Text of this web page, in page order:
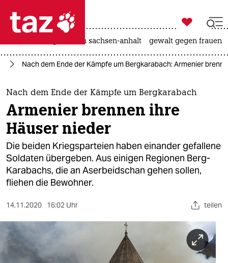
 taz zahl ich
taz zahl ich
themen
politik
öko
gesellschaft
kultur
sport
berlin
nord

taz zahl ich
landtagswahl in sachsen-anhalt gewalt gegen frauen
Nach dem Ende der Kämpfe um Bergkarabach: Armenier
Nach dem Ende der Kämpfe um Bergkarabach
Armenier brennen ihre
Häuser nieder
Die beiden Kriegsparteien haben einander gefallene
Soldaten übergeben. Aus einigen Regionen Berg-
Karabachs, die an Aserbeidschan gehen sollen,
fliehen die Bewohner.
14.11.2020 16:02 Uhr teilen